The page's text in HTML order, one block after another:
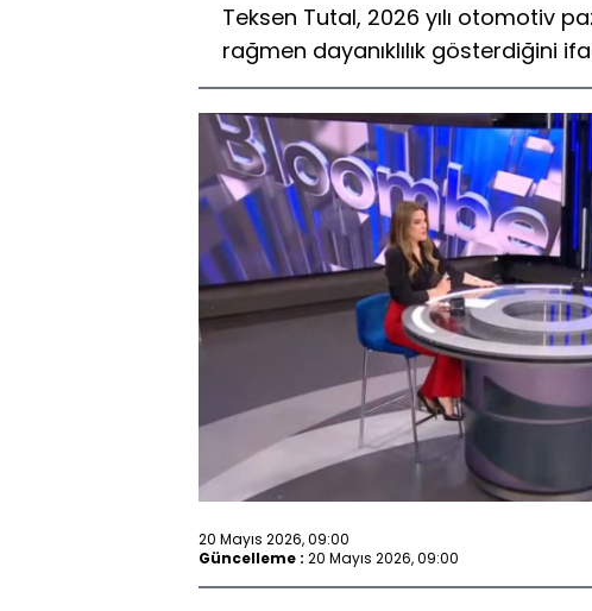
Teksen Tutal, 2026 yılı otomotiv
rağmen dayanıklılık gösterdiğini
20 Mayıs 2026, 09:00
Güncelleme : 20 Mayıs 2026, 09:00